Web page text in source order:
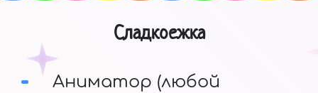
Сладкоежка
Аниматор (любой